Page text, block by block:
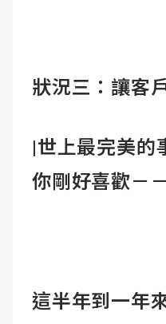
狀況三：讓客
|世上最完美的
你剛好喜歡－
這半年到一年